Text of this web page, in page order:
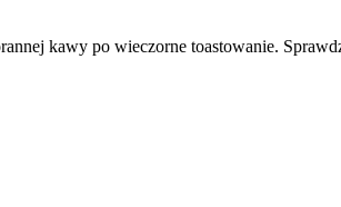
kawy po wieczorne toastowanie.